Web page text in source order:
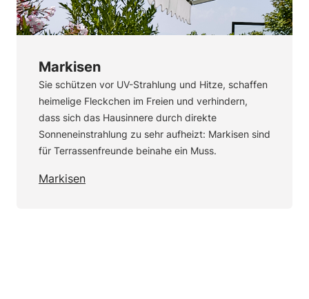
Markisen
Sie schützen vor UV-Strahlung und Hitze, schaffen
heimelige Fleckchen im Freien und verhindern,
dass sich das Hausinnere durch direkte
Sonneneinstrahlung zu sehr aufheizt: Markisen sind
für Terrassenfreunde beinahe ein Muss.
Markisen